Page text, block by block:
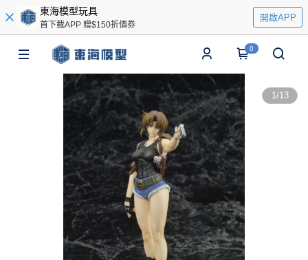
東海模型玩具
首下載APP 贈$150折價券
開啟APP
0
1/13